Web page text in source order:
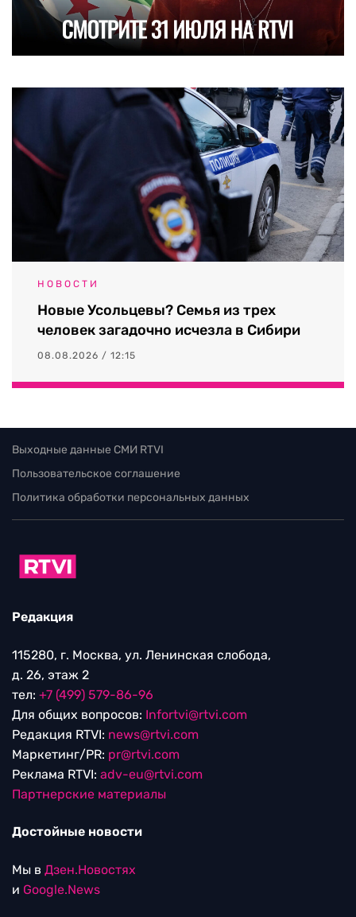
НОВОСТИ
Новые Усольцевы? Семья из трех
человек загадочно исчезла в Сибири
08.08.2026 / 12:15
Выходные данные СМИ RTVI
Пользовательское соглашение
Политика обработки персональных данных
Редакция
115280, г. Москва, ул. Ленинская слобода,
д. 26, этаж 2
тел: +7 (499) 579-86-96
Для общих вопросов: Infortvi@rtvi.com
Редакция RTVI: news@rtvi.com
Маркетинг/PR: pr@rtvi.com
Реклама RTVI: adv-eu@rtvi.com
Партнерские материалы
Достойные новости
Мы в Дзен.Новостях
и Google.News